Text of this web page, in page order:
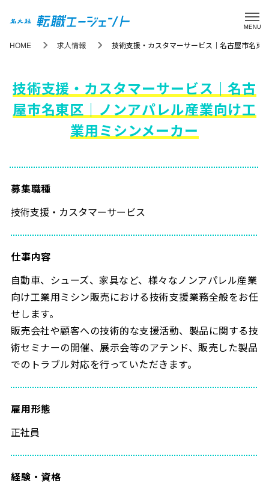
MENU
HOME 求人情報 技術支援・カスタマーサービス｜名古屋市名東
技術支援・カスタマーサービス｜名古
屋市名東区｜ノンアパレル産業向け工
業用ミシンメーカー
募集職種
技術支援・カスタマーサービス
仕事内容
自動車、シューズ、家具など、様々なノンアパレル産業
向け工業用ミシン販売における技術支援業務全般をお任
せします。
販売会社や顧客への技術的な支援活動、製品に関する技
術セミナーの開催、展示会等のアテンド、販売した製品
でのトラブル対応を行っていただきます。
雇用形態
正社員
経験・資格